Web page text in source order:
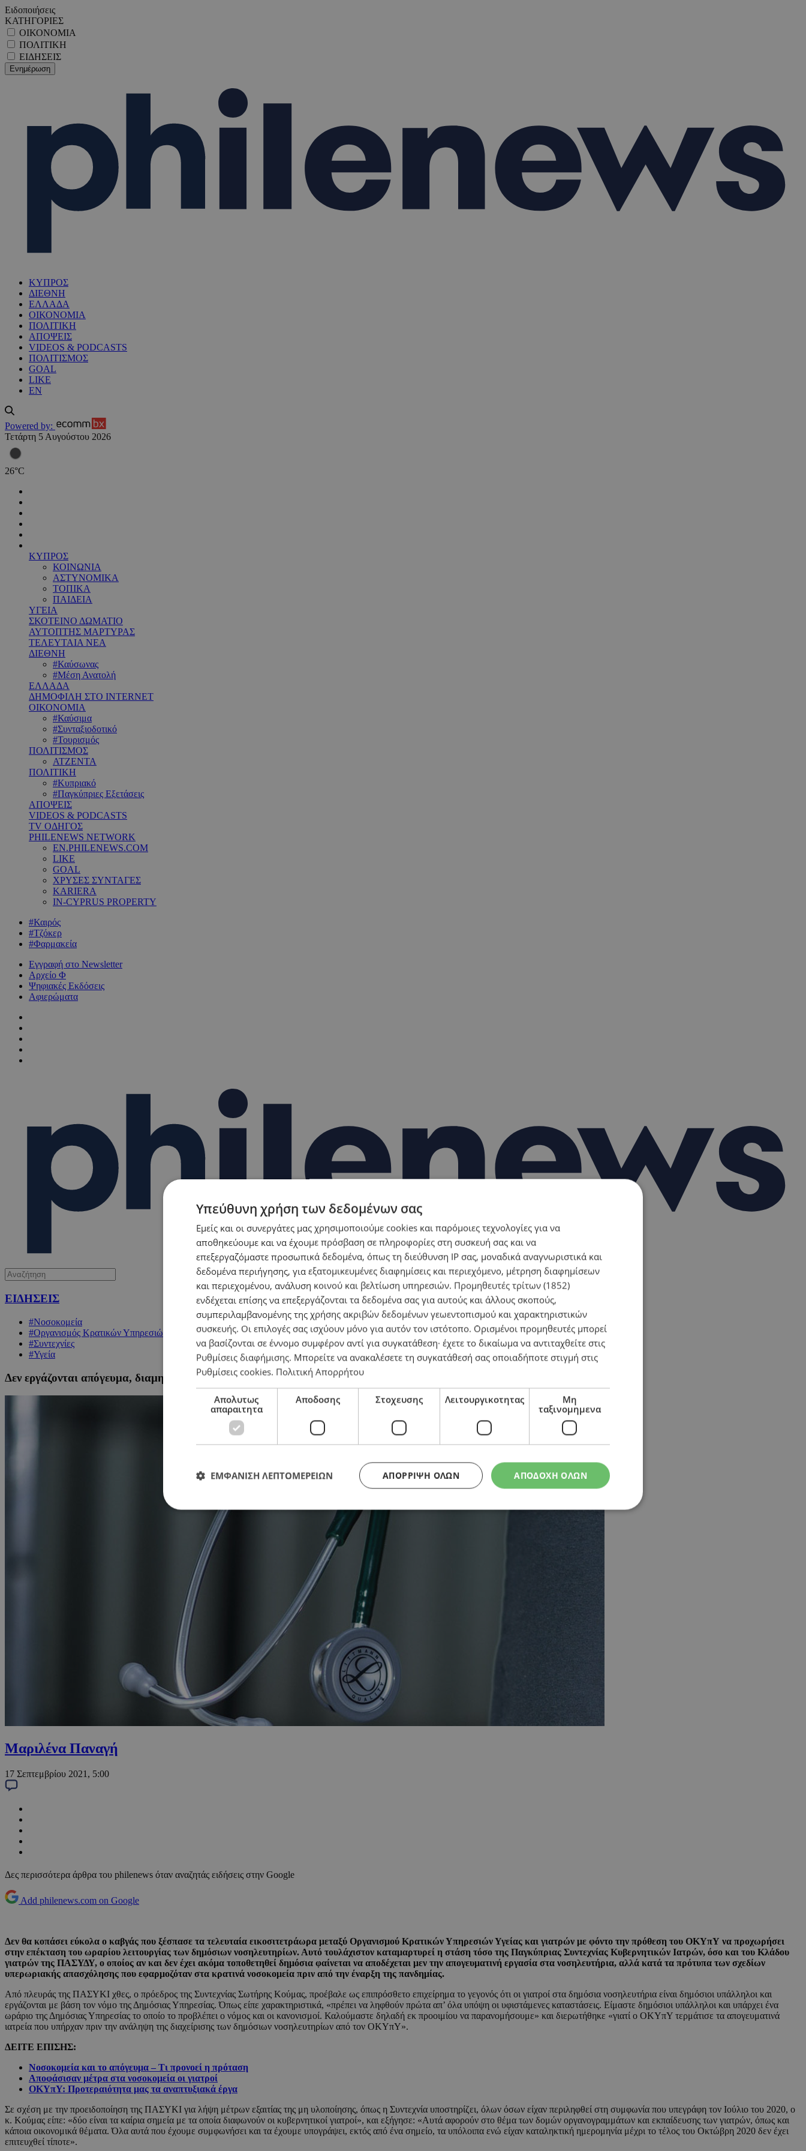
Ειδοποιήσεις
ΚΑΤΗΓΟΡΙΕΣ
ΟΙΚΟΝΟΜΙΑ
ΠΟΛΙΤΙΚΗ
ΕΙΔΗΣΕΙΣ
ΚΥΠΡΟΣ
ΔΙΕΘΝΗ
ΕΛΛΑΔΑ
ΟΙΚΟΝΟΜΙΑ
ΠΟΛΙΤΙΚΗ
ΑΠΟΨΕΙΣ
VIDEOS & PODCASTS
ΠΟΛΙΤΙΣΜΟΣ
GOAL
LIKE
EN
Powered by:
Τετάρτη 5 Αυγούστου 2026
26°C
ΚΥΠΡΟΣ
ΚΟΙΝΩΝΙΑ
ΑΣΤΥΝΟΜΙΚΑ
ΤΟΠΙΚΑ
ΠΑΙΔΕΙΑ
ΥΓΕΙΑ
ΣΚΟΤΕΙΝΟ ΔΩΜΑΤΙΟ
ΑΥΤΟΠΤΗΣ ΜΑΡΤΥΡΑΣ
ΤΕΛΕΥΤΑΙΑ ΝΕΑ
ΔΙΕΘΝΗ
#Καύσωνας
#Μέση Ανατολή
ΕΛΛΑΔΑ
ΔΗΜΟΦΙΛΗ ΣΤΟ INTERNET
ΟΙΚΟΝΟΜΙΑ
#Καύσιμα
#Συνταξιοδοτικό
#Τουρισμός
ΠΟΛΙΤΙΣΜΟΣ
ΑΤΖΕΝΤΑ
ΠΟΛΙΤΙΚΗ
#Κυπριακό
#Παγκύπριες Εξετάσεις
ΑΠΟΨΕΙΣ
VIDEOS & PODCASTS
TV ΟΔΗΓΟΣ
PHILENEWS NETWORK
EN.PHILENEWS.COM
LIKE
GOAL
ΧΡΥΣΕΣ ΣΥΝΤΑΓΕΣ
KARIERA
IN-CYPRUS PROPERTY
#Καιρός
#Τζόκερ
#Φαρμακεία
Εγγραφή στο Newsletter
Αρχείο Φ
Ψηφιακές Εκδόσεις
Αφιερώματα
ΕΙΔΗΣΕΙΣ
#Νοσοκομεία
#Οργανισμός Κρατικών Υπηρεσιών Υγείας (ΟΚΥπΥ)
#Συντεχνίες
#Υγεία
Δεν εργάζονται απόγευμα, διαμηνύουν οι γιατροί
Μαριλένα Παναγή
17 Σεπτεμβρίου 2021, 5:00
Δες περισσότερα άρθρα του philenews όταν αναζητάς ειδήσεις στην Google
Add philenews.com on Google
Δεν θα κοπάσει εύκολα ο καβγάς που ξέσπασε τα τελευταία εικοσιτετράωρα μεταξύ Οργανισμού Κρατικών Υπηρεσιών Υγείας και γιατρών με φόντο την πρόθεση του ΟΚΥπΥ να προχωρήσει
στην επέκταση του ωραρίου λειτουργίας των δημόσιων νοσηλευτηρίων. Αυτό τουλάχιστον καταμαρτυρεί η στάση τόσο της Παγκύπριας Συντεχνίας Κυβερνητικών Ιατρών, όσο και του Κλάδου
γιατρών της ΠΑΣΥΔΥ, ο οποίος αν και δεν έχει ακόμα τοποθετηθεί δημόσια φαίνεται να αποδέχεται μεν την απογευματινή εργασία στα νοσηλευτήρια, αλλά κατά τα πρότυπα των σχεδίων
υπερωριακής απασχόλησης που εφαρμοζόταν στα κρατινά νοσοκομεία πριν από την έναρξη της πανδημίας.
Από πλευράς της ΠΑΣΥΚΙ χθες, ο πρόεδρος της Συντεχνίας Σωτήρης Κούμας, προέβαλε ως επιπρόσθετο επιχείρημα το γεγονός ότι οι γιατροί στα δημόσια νοσηλευτήρια είναι δημόσιοι υπάλληλοι και
εργάζονται με βάση τον νόμο της Δημόσιας Υπηρεσίας. Όπως είπε χαρακτηριστικά, «πρέπει να ληφθούν πρώτα απ’ όλα υπόψη οι υφιστάμενες καταστάσεις. Είμαστε δημόσιοι υπάλληλοι και υπάρχει ένα
ωράριο της Δημόσιας Υπηρεσίας το οποίο το προβλέπει ο νόμος και οι κανονισμοί. Καλούμαστε δηλαδή εκ προοιμίου να παρανομήσουμε» και διερωτήθηκε «γιατί ο ΟΚΥπΥ τερμάτισε τα απογευματινά
ιατρεία που υπήρχαν πριν την ανάληψη της διαχείρισης των δημόσιων νοσηλευτηρίων από τον ΟΚΥπΥ».
ΔΕΙΤΕ ΕΠΙΣΗΣ:
Νοσοκομεία και το απόγευμα – Τι προνοεί η πρόταση
Αποφάσισαν μέτρα στα νοσοκομεία οι γιατροί
ΟΚΥπΥ: Προτεραιότητα μας τα αναπτυξιακά έργα
Σε σχέση με την προειδοποίηση της ΠΑΣΥΚΙ για λήψη μέτρων εξαιτίας της μη υλοποίησης, όπως η Συντεχνία υποστηρίζει, όλων όσων είχαν περιληφθεί στη συμφωνία που υπεγράφη τον Ιούλιο του 2020, ο
κ. Κούμας είπε: «δύο είναι τα καίρια σημεία με τα οποία διαφωνούν οι κυβερνητικοί γιατροί», και εξήγησε: «Αυτά αφορούν στο θέμα των δομών οργανογραμμάτων και εκπαίδευσης των γιατρών, όπως και
κάποια οικονομικά θέματα. Όλα αυτά που έχουμε συμφωνήσει και τα έχουμε υπογράψει, εκτός από ένα σημείο, τα υπόλοιπα ενώ είχαν καταληκτική ημερομηνία μέχρι το τέλος του Οκτώβρη 2020 δεν έχει
επιτευχθεί τίποτε».
Υπεύθυνη χρήση των δεδομένων σας
Εμείς και οι συνεργάτες μας χρησιμοποιούμε cookies και παρόμοιες τεχνολογίες για να
αποθηκεύουμε και να έχουμε πρόσβαση σε πληροφορίες στη συσκευή σας και να
επεξεργαζόμαστε προσωπικά δεδομένα, όπως τη διεύθυνση IP σας, μοναδικά αναγνωριστικά και
δεδομένα περιήγησης, για εξατομικευμένες διαφημίσεις και περιεχόμενο, μέτρηση διαφημίσεων
και περιεχομένου, ανάλυση κοινού και βελτίωση υπηρεσιών. Προμηθευτές τρίτων (1852)
ενδέχεται επίσης να επεξεργάζονται τα δεδομένα σας για αυτούς και άλλους σκοπούς,
συμπεριλαμβανομένης της χρήσης ακριβών δεδομένων γεωεντοπισμού και χαρακτηριστικών
συσκευής. Οι επιλογές σας ισχύουν μόνο για αυτόν τον ιστότοπο. Ορισμένοι προμηθευτές μπορεί
να βασίζονται σε έννομο συμφέρον αντί για συγκατάθεση· έχετε το δικαίωμα να αντιταχθείτε στις
Ρυθμίσεις διαφήμισης. Μπορείτε να ανακαλέσετε τη συγκατάθεσή σας οποιαδήποτε στιγμή στις
Ρυθμίσεις cookies. Πολιτική Απορρήτου
Απολυτως
απαραιτητα
Αποδοσης Στοχευσης Λειτουργικοτητας
Μη
ταξινομημενα
ΑΠΟΔΟΧΗ ΟΛΩΝ
ΑΠΌΡΡΙΨΗ ΌΛΩΝ
ΕΜΦΑΝΙΣΗ ΛΕΠΤΟΜΕΡΕΙΩΝ